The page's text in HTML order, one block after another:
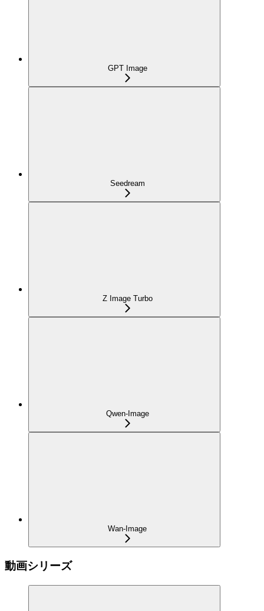
GPT Image
Seedream
Z Image Turbo
Qwen-Image
Wan-Image
動画シリーズ